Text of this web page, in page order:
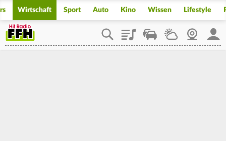
Wirtschaft Sport Auto Kino Wissen Lifestyle
PlaylistStaupilotWetterWebcam